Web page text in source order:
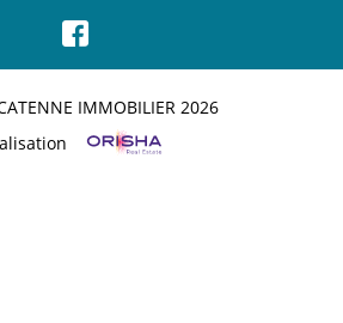
IMMOBILIER 2026